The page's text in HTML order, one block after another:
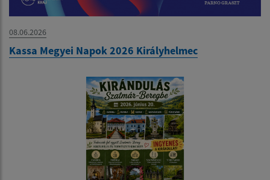
08.06.2026
Kassa Megyei Napok 2026 Királyhelmec